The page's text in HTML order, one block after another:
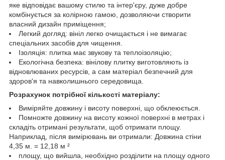
яке відповідає вашому стилю та інтер'єру, дуже добре
комбінується за колірною гамою, дозволяючи створити
власний дизайн приміщення;
Легкий догляд: вініл легко очищається і не вимагає
спеціальних засобів для чищення.
Ізоляція: плитка має звукову та теплоізоляцію;
Екологічна безпека: вінілову плитку виготовляють із
відновлюваних ресурсів, а сам матеріал безпечний для
здоров'я та навколишнього середовища.
Розрахунок потрібної кількості матеріалу:
Виміряйте довжину і висоту поверхні, що обклеюється.
Помножте довжину на висоту кожної поверхні в метрах і
складіть отримані результати, щоб отримати площу.
Наприклад, після вимірювань ви отримали: Довжина стіни
4,35 м. = 12,18 м ²
площу, що вийшла, необхідно розділити на площу одного